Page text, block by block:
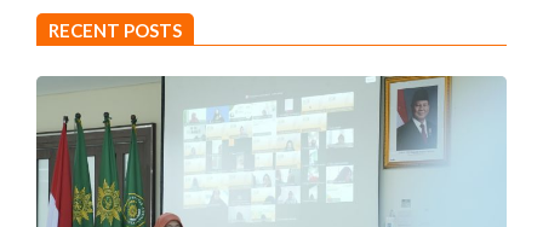
RECENT POSTS